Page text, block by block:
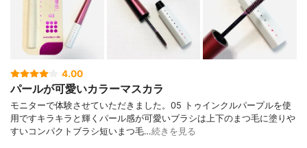
4.00
パールが可愛いカラーマスカラ
モニターで体験させていただきました。05 トゥインクルパープルを使
用ですキラキラと輝くパール感が可愛いブラシは上下のまつ毛に塗りや
すいコンパクトブラシ短いまつ毛…続きを見る